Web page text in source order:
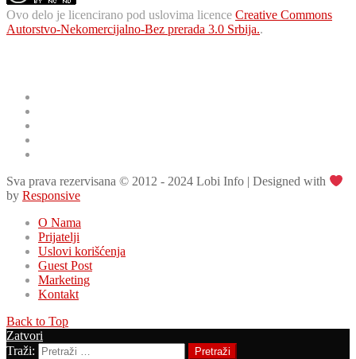
Ovo delo je licencirano pod uslovima licence Creative Commons
Autorstvo-Nekomercijalno-Bez prerada 3.0 Srbija..
Sva prava rezervisana © 2012 - 2024 Lobi Info | Designed with
by Responsive
O Nama
Prijatelji
Uslovi korišćenja
Guest Post
Marketing
Kontakt
Back to Top
Zatvori
Traži:
Pretraži